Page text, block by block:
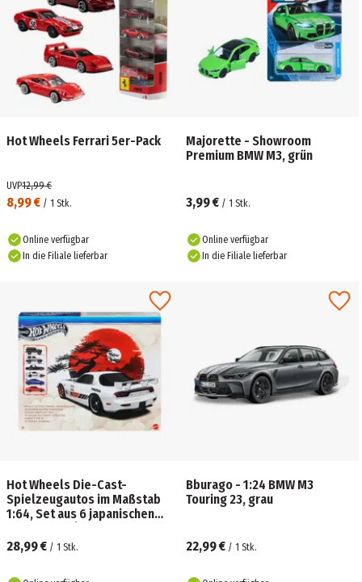
Hot Wheels Ferrari 5er-Pack
8,99 € / 1 Stk.
UVP12,99 €
Online verfügbar
In die Filiale lieferbar
Majorette - Showroom
Premium BMW M3, grün
3,99 € / 1 Stk.
Online verfügbar
In die Filiale lieferbar
Hot Wheels Die-Cast-
Spielzeugautos im Maßstab
1:64, Set aus 6 japanischen
abweichen)
28,99 € / 1 Stk.
Bburago - 1:24 BMW M3
Touring 23, grau
22,99 € / 1 Stk.